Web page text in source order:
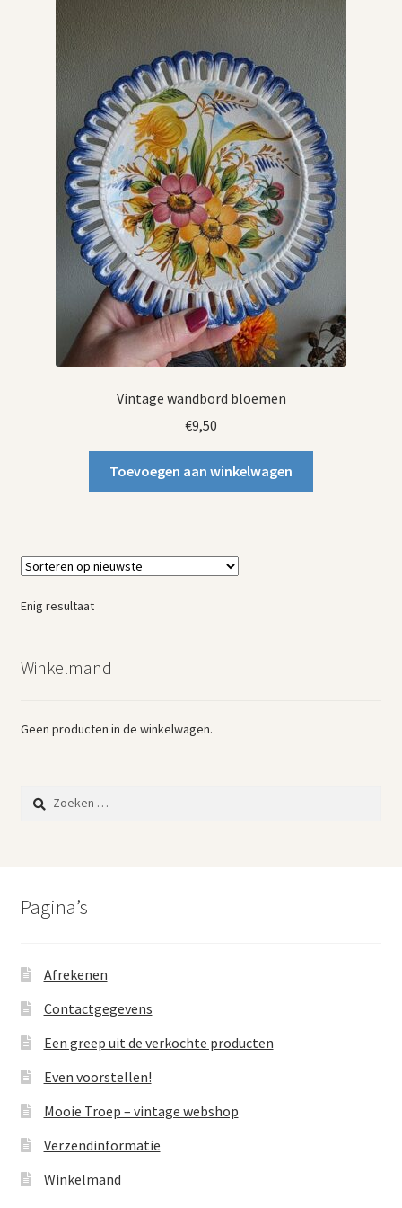
Vintage boeken en strips
Vintage wandbord bloemen
€9,50
Toevoegen aan winkelwagen
Enig resultaat
Winkelmand
Geen producten in de winkelwagen.
Zoeken
naar:
Pagina’s
Afrekenen
Contactgegevens
Een greep uit de verkochte producten
Even voorstellen!
Mooie Troep – vintage webshop
Verzendinformatie
Winkelmand